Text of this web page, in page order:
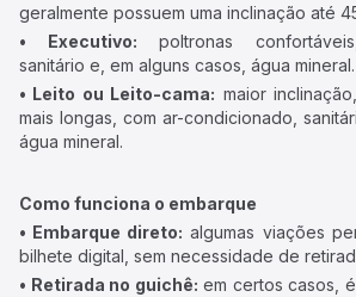
geralmente possuem uma inclinação até
• Executivo: poltronas
sanitário e, em alguns casos, água mineral.
• Leito ou Leito-cama: maior
mais longas, com ar-condicionado,
água mineral.
Como funciona o embarque
• Embarque direto: algumas viações
bilhete digital, sem necessidade de
• Retirada no guichê: em certos casos,